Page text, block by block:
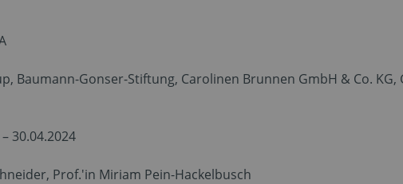
Baumann-Gonser-Stiftung, Carolinen Brunnen GmbH & Co.
Prof.'in Miriam Pein-Hackelbusch